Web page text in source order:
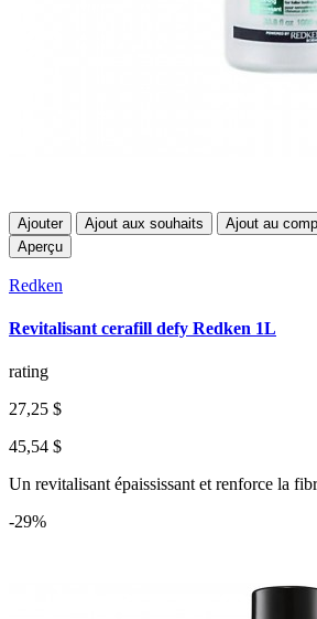
Ajouter Ajout aux souhaits
Ajout au
Aperçu
Redken
Revitalisant cerafill defy Redken 1L
rating
27,25 $
45,54 $
Un revitalisant épaississant et renforce la
-29%